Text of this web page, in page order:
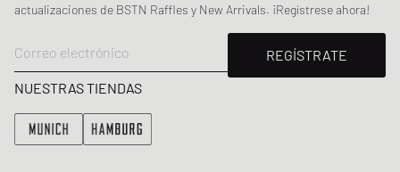
actualizaciones de BSTN Raffles y New Arrivals. ¡Regístrese ahora!
Correo electrónico
REGÍSTRATE
NUESTRAS TIENDAS